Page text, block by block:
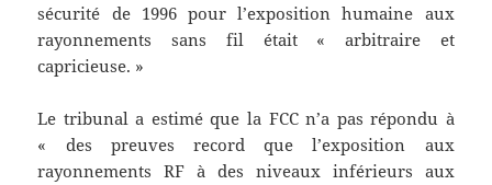
sécurité de 1996 pour l’exposition humaine aux
rayonnements sans fil était « arbitraire et
capricieuse. »
Le tribunal a estimé que la FCC n’a pas répondu à
« des preuves record que l’exposition aux
rayonnements RF à des niveaux inférieurs aux